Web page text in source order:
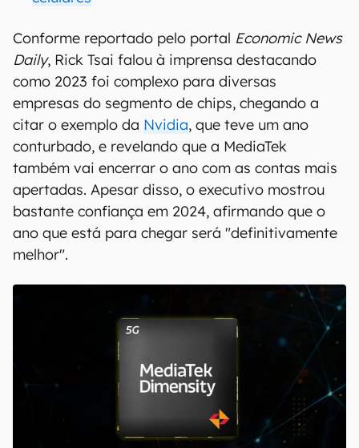
Conforme reportado pelo portal Economic News
Daily, Rick Tsai falou à imprensa destacando
como 2023 foi complexo para diversas
empresas do segmento de chips, chegando a
citar o exemplo da Nvidia, que teve um ano
conturbado, e revelando que a MediaTek
também vai encerrar o ano com as contas mais
apertadas. Apesar disso, o executivo mostrou
bastante confiança em 2024, afirmando que o
ano que está para chegar será "definitivamente
melhor".